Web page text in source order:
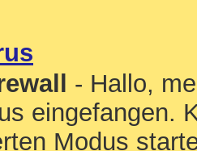
- Hallo,
eingefangen.
Modus